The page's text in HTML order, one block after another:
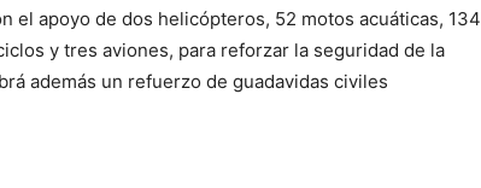
el apoyo de dos helicópteros, 52 motos acuáticas, 134
y tres aviones, para reforzar la seguridad de la
además un refuerzo de guadavidas civiles